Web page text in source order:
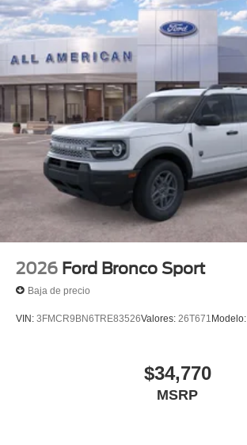
2026 Ford Bronco Sport
Baja de precio
VIN: 3FMCR9BN6TRE83526Valores: 26T671Modelo:
$34,770
MSRP